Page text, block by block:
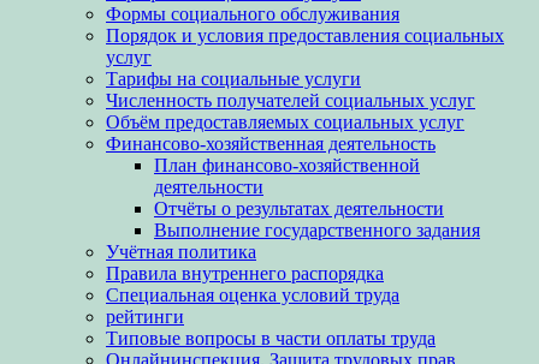
Формы социального обслуживания
Порядок и условия предоставления социальных
услуг
Тарифы на социальные услуги
Численность получателей социальных услуг
Объём предоставляемых социальных услуг
Финансово-хозяйственная деятельность
План финансово-хозяйственной
деятельности
Отчёты о результатах деятельности
Выполнение государственного задания
Учётная политика
Правила внутреннего распорядка
Специальная оценка условий труда
рейтинги
Типовые вопросы в части оплаты труда
Онлайнинспекция. Защита трудовых прав